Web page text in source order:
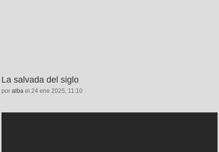
La salvada del siglo
por alba el 24 ene 2025, 11:10